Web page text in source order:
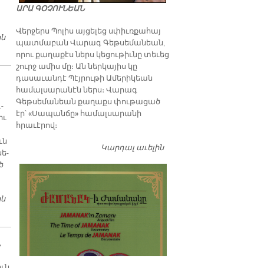
ՏՔԹ. ՌԱՖՖԻ ՓՈԼԱՏԵԱՆ. «ՀԱՅԱՍՏԱՆԻ ԱՌՈՂՋԱՊԱՀԱԿԱՆ
ՈԼՈՐՏԷՆ ՆԵՐՍ ԲԱՐԵՓՈԽՈՒՄՆԵՐԸ ԱՆՀՐԱԺԵՇՏ ԵՆ»
«ՔՐՏԱԿԱՆ ԵՐԱԶ»Ը ՍԿՍԱԾ Է ՄԱՐԻԼ ՍՈՒՐԻՈՅ ՄԷՋ
ԱՐԱ ԳՕՉՈՒՆԵԱՆ
Վերջերս Պոլիս այցելեց սփիւռքահայ
պատմաբան Վարագ Գեթսեմանեան,
որու քաղաքէս ներս կեցութիւնը տեւեց
շուրջ ամիս մը։ Ան ներկայիս կը
դասաւանդէ Պէյրութի Ամերիկեան
համալսարանէն ներս։ Վարագ
Գեթսեմանեան քաղաքս փութացած
էր՝ «Սապանճը» համալսարանի
հրաւէրով։
Կարդալ աւելինՊոլիս այցելութեան